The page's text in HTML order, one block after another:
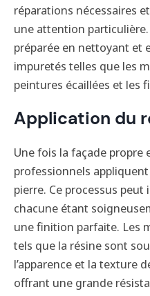
réparations nécessaires
une attention
préparée en nettoyant et
impuretés telles que les
peintures écaillées et les
Application du
Une fois la façade propre
professionnels
pierre. Ce processus
chacune étant
une finition parfaite. Les
tels que la résine sont
l’apparence et la texture
offrant une grande